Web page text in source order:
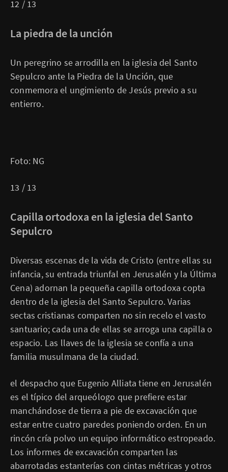
12 / 13
La piedra de la unción
Un peregrino se arrodilla en la iglesia del Santo
Sepulcro ante la Piedra de la Unción, que
conmemora el ungimiento de Jesús previo a su
entierro.
Foto: NG
13 / 13
Capilla ortodoxa en la iglesia del Santo
Sepulcro
Diversas escenas de la vida de Cristo (entre ellas su
infancia, su entrada triunfal en Jerusalén y la Última
Cena) adornan la pequeña capilla ortodoxa copta
dentro de la iglesia del Santo Sepulcro. Varias
sectas cristianas comparten no sin recelo el vasto
santuario; cada una de ellas se arroga una capilla o
espacio. Las llaves de la iglesia se confía a una
familia musulmana de la ciudad.
el despacho que Eugenio Alliata tiene en Jerusalén
es el típico del arqueólogo que prefiere estar
manchándose de tierra a pie de excavación que
estar entre cuatro paredes poniendo orden. En un
rincón cría polvo un equipo informático estropeado.
Los informes de excavación comparten las
abarrotadas estanterías con cintas métricas y otros